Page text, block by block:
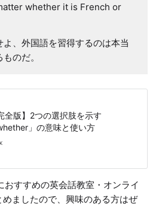
whether it is French or
、外国語を習得するのは本当
のだ。
全版】2つの選択肢を示す
」の意味と使い方
すすめの英会話教室・オンライ
ましたので、興味のある方はぜ